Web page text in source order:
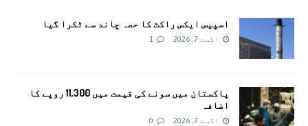
اسپیس ایکس راکٹ کا حصہ چاند سے ٹکرا گیا
اگست 7, 2026 1
پاکستان میں سونے کی قیمت میں 11,300 روپے کا
اضافہ
اگست 7, 2026 0